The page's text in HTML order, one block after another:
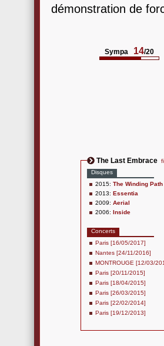
démonstration de
Sympa 14/20
The Last Embrace
Disques
2015: The Winding Path
2013: Essentia
2009: Aerial
2006: Inside
Concerts
Paris [16/05/2017]
Nantes [24/11/2016]
MONTROUGE [12/03/
Paris [20/11/2015]
Paris [18/04/2015]
Paris [26/03/2015]
Paris [22/02/2014]
Paris [19/12/2013]